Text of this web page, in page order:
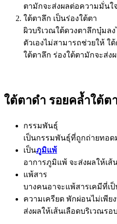
ตามักจะส่งผลต่อความมั่น
ใต้ตาลึก เป็นร่องใต้ตา
ผิวบริเวณใต้ดวงตาลึกบุ๋มล
ตัวเองไม่สามารถช่วยให้
ใต้ตาลึก ร่องใต้ตามักจะส่ง
ใต้ตาดำ รอยคล้ำใต้ต
กรรมพันธุ์
เป็นกรรมพันธุ์ที่ถูกถ่ายทอด
เป็นภูมิแพ้
อาการภูมิแพ้ จะส่งผลให้เ
แพ้สาร
บางคนอาจะแพ้สารเคมีที่เ
ความเครียด พักผ่อนไม่เพีย
ส่งผลให้เส้นเลือดบริเวณรอ